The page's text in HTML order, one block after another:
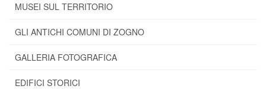
MUSEI SUL TERRITORIO
GLI ANTICHI COMUNI DI ZOGNO
GALLERIA FOTOGRAFICA
EDIFICI STORICI